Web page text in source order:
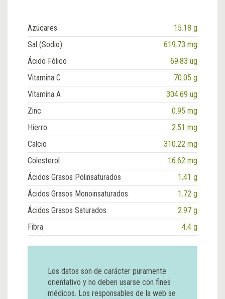
Azúcares
15.18 g
Sal (Sodio)
619.73 mg
Ácido Fólico
69.83 ug
Vitamina C
70.05 g
Vitamina A
304.69 ug
Zinc
0.95 mg
Hierro
2.51 mg
Calcio
310.22 mg
Colesterol
16.62 mg
Ácidos Grasos Polinsaturados
1.41 g
Ácidos Grasos Monoinsaturados
1.72 g
Ácidos Grasos Saturados
2.97 g
Fibra
4.4 g
Los datos son de carácter puramente
orientativo y no deben usarse con fines
médicos. Los responsables de la web se